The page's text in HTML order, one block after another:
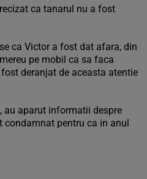
ca tanarul nu a fost
ca Victor a fost dat afara, din
pe mobil ca sa faca
deranjat de aceasta atentie
au aparut informatii despre
condamnat pentru ca in anul